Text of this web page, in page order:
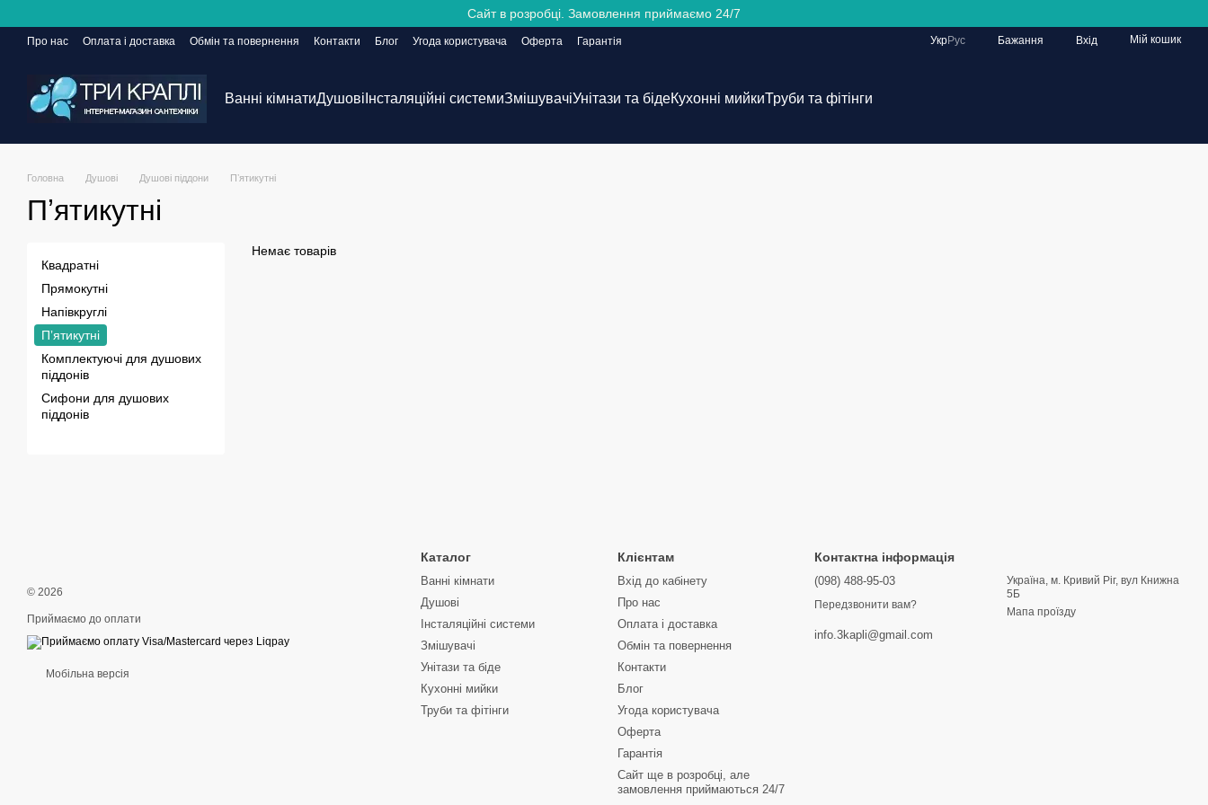
Сайт в розробці. Замовлення приймаємо 24/7
Про нас Оплата і доставка Обмін та повернення Контакти Блог Угода користувача Оферта
Гарантія
УкрРус Бажання Вхід Мій кошик
Ванні кімнатиДушові Інсталяційні системиЗмішувачіУнітази та бідеКухонні мийкиТруби та фітінги
Головна Душові Душові піддони Пʼятикутні
Пʼятикутні
Немає товарів
Квадратні
Прямокутні
Напівкруглі
Пʼятикутні
Комплектуючі для душових
піддонів
Сифони для душових
піддонів
© 2026
Приймаємо до оплати
Мобільна версія
Каталог
Ванні кімнати
Душові
Інсталяційні системи
Змішувачі
Унітази та біде
Кухонні мийки
Труби та фітінги
Клієнтам
Вхід до кабінету
Про нас
Оплата і доставка
Обмін та повернення
Контакти
Блог
Угода користувача
Оферта
Гарантія
Сайт ще в розробці, але
замовлення приймаються 24/7
Контактна інформація
(098) 488-95-03
Передзвонити вам?
info.3kapli@gmail.com
Україна, м. Кривий Ріг, вул Книжна
5Б
Мапа проїзду